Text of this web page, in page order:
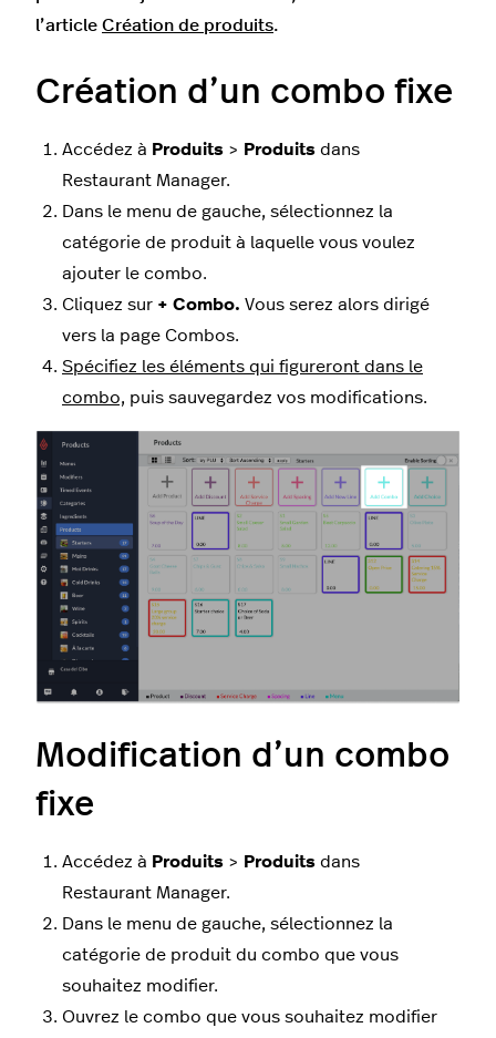
l’article Création de produits.
Création d’un combo fixe
Accédez à Produits > Produits dans
Restaurant Manager.
Dans le menu de gauche, sélectionnez la
catégorie de produit à laquelle vous voulez
ajouter le combo.
Cliquez sur + Combo. Vous serez alors dirigé
vers la page Combos.
Spécifiez les éléments qui figureront dans le
combo, puis sauvegardez vos modifications.
Modification d’un combo
fixe
Accédez à Produits > Produits dans
Restaurant Manager.
Dans le menu de gauche, sélectionnez la
catégorie de produit du combo que vous
souhaitez modifier.
Ouvrez le combo que vous souhaitez modifier